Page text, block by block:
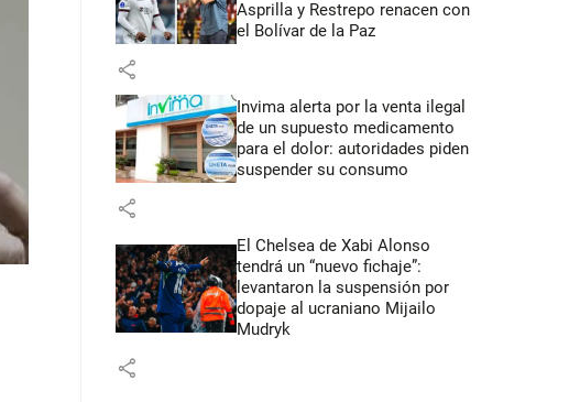
Asprilla y Restrepo renacen con
el Bolívar de la Paz
share
Invima alerta por la venta ilegal
de un supuesto medicamento
para el dolor: autoridades piden
suspender su consumo
share
El Chelsea de Xabi Alonso
tendrá un “nuevo fichaje”:
levantaron la suspensión por
dopaje al ucraniano Mijailo
Mudryk
share